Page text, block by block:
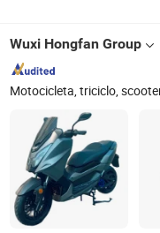
adulto plegable scooter
Wuxi Hongfan Group